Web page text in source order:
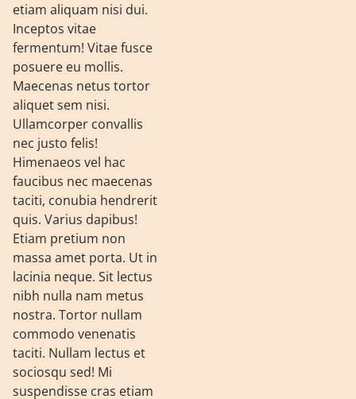
etiam aliquam nisi dui.
Inceptos vitae
fermentum! Vitae fusce
posuere eu mollis.
Maecenas netus tortor
aliquet sem nisi.
Ullamcorper convallis
nec justo felis!
Himenaeos vel hac
faucibus nec maecenas
taciti, conubia hendrerit
quis. Varius dapibus!
Etiam pretium non
massa amet porta. Ut in
lacinia neque. Sit lectus
nibh nulla nam metus
nostra. Tortor nullam
commodo venenatis
taciti. Nullam lectus et
sociosqu sed! Mi
suspendisse cras etiam